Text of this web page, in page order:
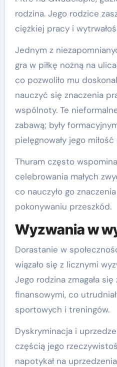
rodzina. Jego rodzice
ciężkiej pracy i
Jednym z
gra w piłkę nożną na
co pozwoliło mu
nauczyć się znaczenia
wspólnoty. Te
zabawą; były
pielęgnowały jego
Thuram często
celebrowania małych
co nauczyło go
pokonywaniu przeszkód.
Wyzwania w
Dorastanie w
wiązało się z licznymi
Jego rodzina zmagała
finansowymi, co
sportowych i treningów.
Dyskryminacja i
częścią jego
napotykał na